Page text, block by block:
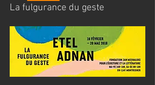
La fulgurance du geste